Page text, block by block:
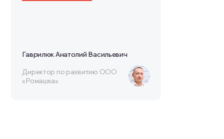
Гаврилюк Анатолий Васильевич
Директор по развитию ООО
«Ромашка»